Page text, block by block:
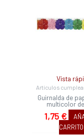
Vista
Artículos
Guirnalda de
multicolor
1,75 €
CARRITO